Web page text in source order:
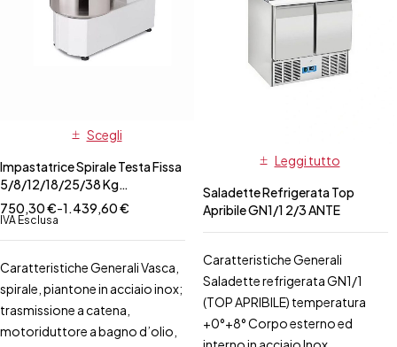
Scegli
Impastatrice Spirale Testa Fissa
5/8/12/18/25/38 Kg
Mono/TRIfase
750,30€-1.439,60€
IVA Esclusa
Caratteristiche Generali Vasca,
spirale, piantone in acciaio inox;
trasmissione a catena,
motoriduttore a bagno d’olio,
Leggi tutto
Saladette Refrigerata Top
Apribile GN1/1 2/3 ANTE
Caratteristiche Generali
Saladette refrigerata GN1/1
(TOP APRIBILE) temperatura
+0°+8° Corpo esterno ed